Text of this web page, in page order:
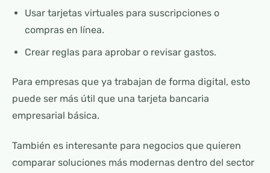
Usar tarjetas virtuales para suscripciones o
compras en línea.
Crear reglas para aprobar o revisar gastos.
Para empresas que ya trabajan de forma digital, esto
puede ser más útil que una tarjeta bancaria
empresarial básica.
También es interesante para negocios que quieren
comparar soluciones más modernas dentro del sector